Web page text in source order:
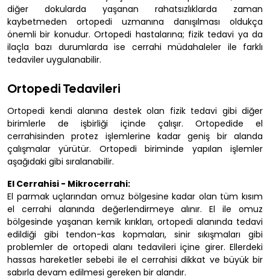
diğer dokularda yaşanan rahatsızlıklarda zaman
kaybetmeden ortopedi uzmanına danışılması oldukça
önemli bir konudur. Ortopedi hastalarına; fizik tedavi ya da
ilaçla bazı durumlarda ise cerrahi müdahaleler ile farklı
tedaviler uygulanabilir.
Ortopedi Tedavileri
Ortopedi kendi alanına destek olan fizik tedavi gibi diğer
birimlerle de işbirliği içinde çalışır. Ortopedide el
cerrahisinden protez işlemlerine kadar geniş bir alanda
çalışmalar yürütür. Ortopedi biriminde yapılan işlemler
aşağıdaki gibi sıralanabilir.
El Cerrahisi - Mikrocerrahi:
El parmak uçlarından omuz bölgesine kadar olan tüm kısım
el cerrahi alanında değerlendirmeye alınır. El ile omuz
bölgesinde yaşanan kemik kırıkları, ortopedi alanında tedavi
edildiği gibi tendon-kas kopmaları, sinir sıkışmaları gibi
problemler de ortopedi alanı tedavileri içine girer. Ellerdeki
hassas hareketler sebebi ile el cerrahisi dikkat ve büyük bir
sabırla devam edilmesi gereken bir alandır.